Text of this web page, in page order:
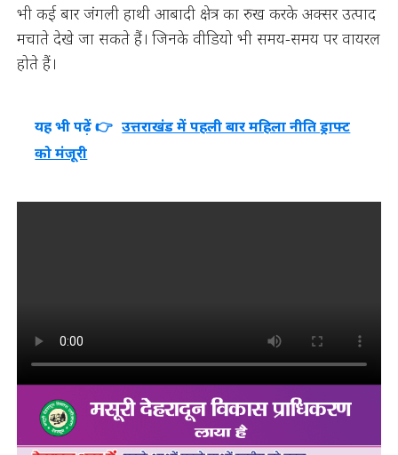
भी कई बार जंगली हाथी आबादी क्षेत्र का रुख करके अक्सर उत्पाद
मचाते देखे जा सकते हैं। जिनके वीडियो भी समय-समय पर वायरल
होते हैं।
यह भी पढ़ें 👉 उत्तराखंड में पहली बार महिला नीति ड्राफ्ट
को मंजूरी